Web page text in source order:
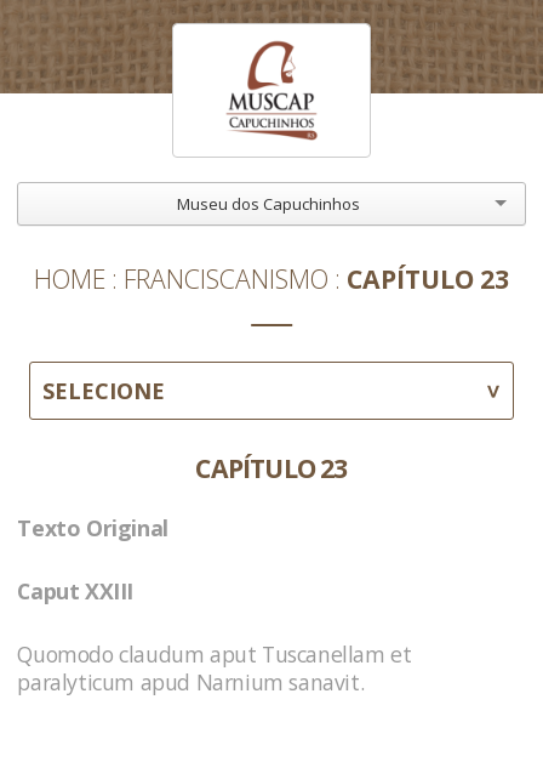
Museu dos Capuchinhos
HOME FRANCISCANISMO CAPÍTULO 23
SELECIONE
CAPÍTULO 23
Texto Original
Caput XXIII
Quomodo claudum aput Tuscanellam et
paralyticum apud Narnium sanavit.